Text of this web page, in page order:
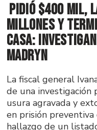
Pidió $400 mil,
millones y
casa:
Madryn
La fiscal general
de una investigación
usura agravada y
en prisión
hallazgo de un